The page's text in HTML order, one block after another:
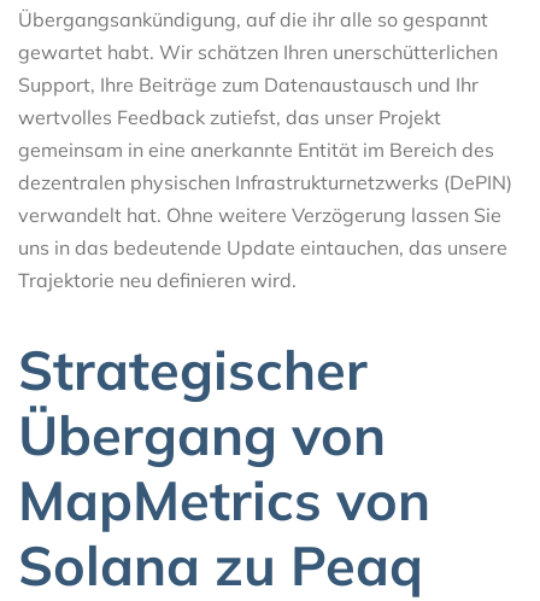
Übergangsankündigung, auf die ihr alle so gespannt
gewartet habt. Wir schätzen Ihren unerschütterlichen
Support, Ihre Beiträge zum Datenaustausch und Ihr
wertvolles Feedback zutiefst, das unser Projekt
gemeinsam in eine anerkannte Entität im Bereich des
dezentralen physischen Infrastrukturnetzwerks (DePIN)
verwandelt hat. Ohne weitere Verzögerung lassen Sie
uns in das bedeutende Update eintauchen, das unsere
Trajektorie neu definieren wird.
Strategischer
Übergang von
MapMetrics von
Solana zu Peaq